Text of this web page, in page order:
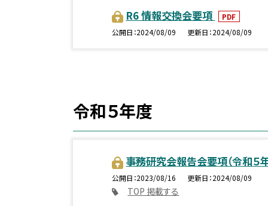
R6 情報交換会要項
PDF
公開日 2024/08/09 更新日 2024/08/09
令和５年度
事務研究会報告会要項（令和５年
公開日 2023/08/16 更新日 2024/08/09
TOP 掲載する